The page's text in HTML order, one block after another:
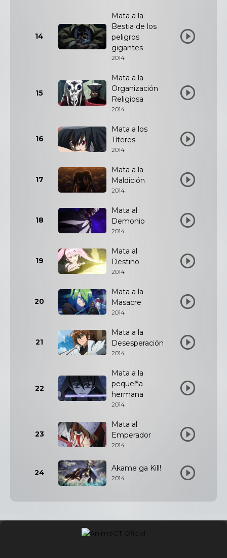
14
Mata a la
Bestia de los
peligros
gigantes
2014
15
Mata a la
Organización
Religiosa
2014
16
Mata a los
Títeres
2014
17
Mata a la
Maldición
2014
18
Mata al
Demonio
2014
19
Mata al
Destino
2014
20
Mata a la
Masacre
2014
21
Mata a la
Desesperación
2014
22
Mata a la
pequeña
hermana
2014
23
Mata al
Emperador
2014
24 Akame ga Kill!
2014